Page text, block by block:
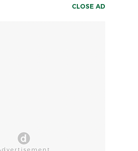
CLOSE AD